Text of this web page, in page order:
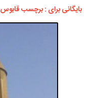
بایگانی برای : برچسب قابوس